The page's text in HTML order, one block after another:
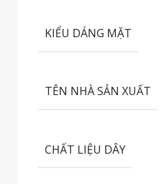
KIỂU DÁNG MẶT
TÊN NHÀ SẢN XUẤT
CHẤT LIỆU DÂY